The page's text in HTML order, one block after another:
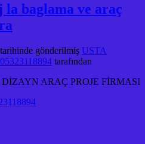
baglama ve araç
tarihinde gönderilmiş USTA
tarafından
ARAÇ PROJE FİRMASI